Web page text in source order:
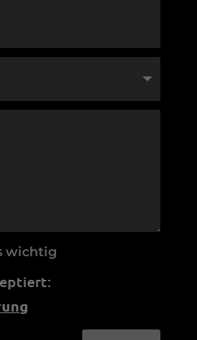
wichtig